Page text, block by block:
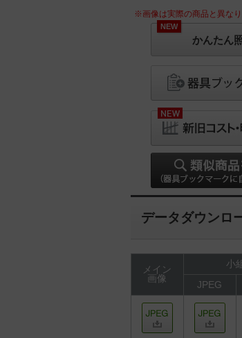
※画像は実際の商品と異な
NEW
かんたん
データダウンロ
メイン
画像
小
JPEG